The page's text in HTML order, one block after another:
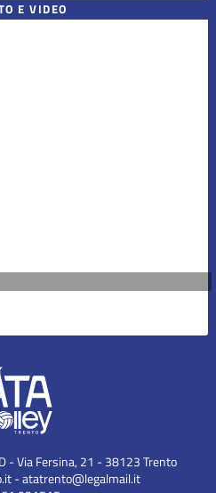
E VIDEO
- Via Fersina, 21 - 38123 Trento
-atatrento@legalmail.it